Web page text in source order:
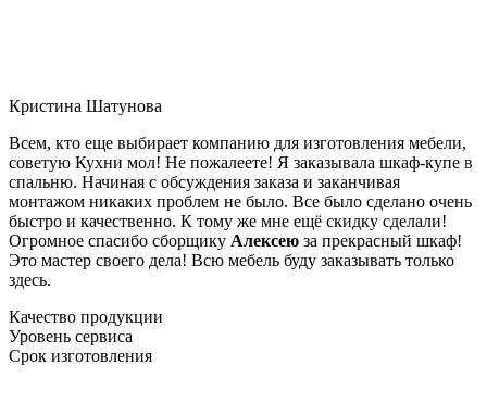
Кристина Шатунова
Всем, кто еще выбирает компанию для изготовления мебели,
советую Кухни мол! Не пожалеете! Я заказывала шкаф-купе в
спальню. Начиная с обсуждения заказа и заканчивая
монтажом никаких проблем не было. Все было сделано очень
быстро и качественно. К тому же мне ещё скидку сделали!
Огромное спасибо сборщику Алексею за прекрасный шкаф!
Это мастер своего дела! Всю мебель буду заказывать только
здесь.
Качество продукции
Уровень сервиса
Срок изготовления